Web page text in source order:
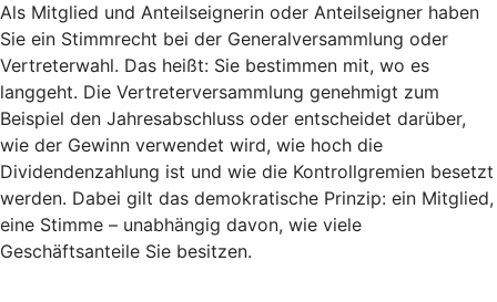
Als Mitglied und Anteilseignerin oder Anteilseigner haben
Sie ein Stimmrecht bei der Generalversammlung oder
Vertreterwahl. Das heißt: Sie bestimmen mit, wo es
langgeht. Die Vertreterversammlung genehmigt zum
Beispiel den Jahresabschluss oder entscheidet darüber,
wie der Gewinn verwendet wird, wie hoch die
Dividendenzahlung ist und wie die Kontrollgremien besetzt
werden. Dabei gilt das demokratische Prinzip: ein Mitglied,
eine Stimme – unabhängig davon, wie viele
Geschäftsanteile Sie besitzen.